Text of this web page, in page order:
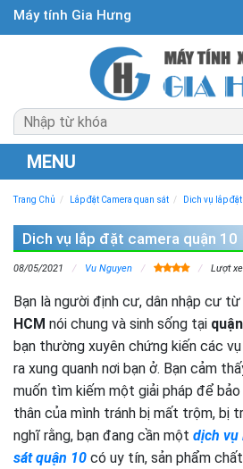
Máy tính Gia Hưng
MENU
Trang Chủ Lắp đặt Camera quan sát Dich vụ lắp
Dich vụ lắp đặt camera quận 10
08/05/2021 Vu Nguyen Lượt
Bạn là người định cư, dân nhập cư
HCM nói chung và sinh sống tại
bạn thường xuyên chứng kiến các
ra xung quanh nơi bạn ở. Bạn cảm
muốn tìm kiếm một giải pháp để
thân của mình tránh bị mất trộm, bị
nghĩ rằng, bạn đang cần một dịch vụ
sát quận 10 có uy tín, sản phẩm